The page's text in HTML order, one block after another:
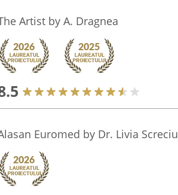
Artist by A. Dragnea
Euromed by Dr. Livia Screciu